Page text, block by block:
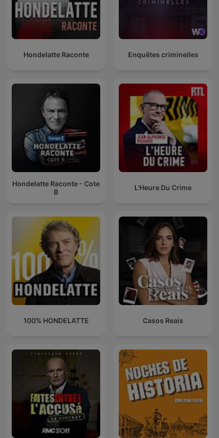
macabro, escalofriante, misterio, oscuridad, relatos de miedo,
cuentos de terror, narraciones espeluznantes, experiencias
aterradoras, sucesos paranormales, películas de terror,
literatura de terror, folclore, lo desconocido, lo oculto, lo
horripilante, lo lúgubre, lo sombrío, lo pavoroso, lo inquietante,
enigmático, lo arcano, lo oscuro.
Conviértete en un supporter de este podcast:
https://www.spreaker.com/podcast/historias-de-terror-
-6516861/support
Hondelatte Raconte Enquêtes criminelles
Hondelatte Raconte - Cote
B
L'Heure Du Crime
100% HONDELATTE Casos Reais